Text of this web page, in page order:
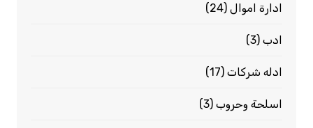
ادارة اموال(24)
ادب(3)
ادله شركات(17)
اسلحة وحروب(3)